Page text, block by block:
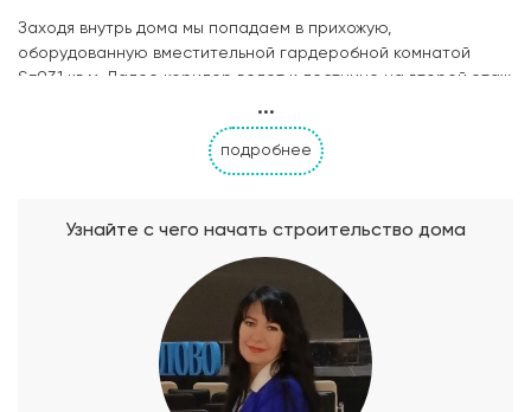
Заходя внутрь дома мы попадаем в прихожую,
оборудованную вместительной гардеробной комнатой
S=9,31 кв.м. Далее коридор ведет к лестнице на второй этаж
кухней в одно обширное помещение, где предусмотрен
выход на летнюю террасу S=18,8 кв.м. Примечательным в
проекте является большое количество теплого солнечного
полностью остекленные двери террасы и широкие оконные
создают легкую и приятную атмосферу помещениям. На
террасе домочадцы могут устраивать обеды на свежем
воздухе и званые ужины с видом на сад. В дальнем углу
первого этажа располагается кабинет, в котором созданы
все условия для работы: достаточная площадь(S=12,28 кв.м.),
уединенность и естественное освещение. Комфортные
...
подробнее
Узнайте с чего начать строительство дома